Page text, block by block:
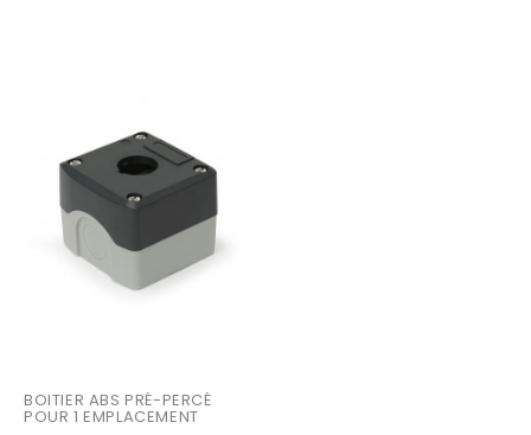
BOITIER ABS PRÉ-PERCÉ
POUR 1 EMPLACEMENT